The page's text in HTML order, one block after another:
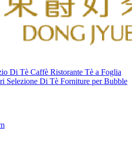
Di Tè Caffè Ristorante Tè a Foglia
Selezione Di Tè Forniture per Bubble